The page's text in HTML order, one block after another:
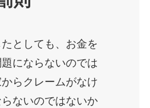
としても、お金を
にならないのでは
らクレームがなけ
ないのではないか